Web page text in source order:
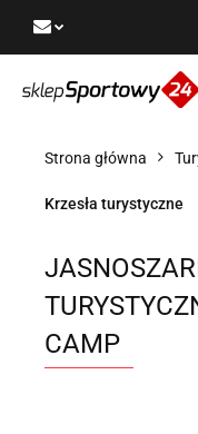
Strona główna
Krzesła turystyczne
CAMP